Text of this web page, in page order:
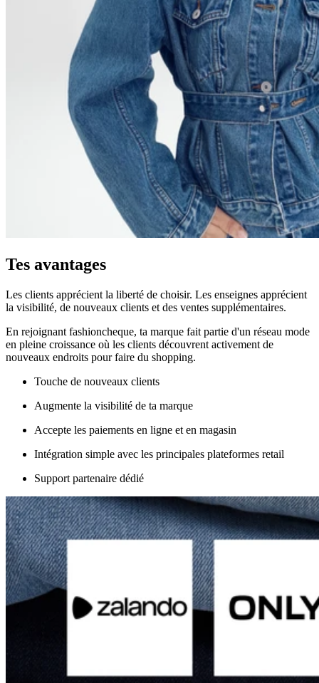
Tes avantages
Les clients apprécient la liberté de choisir. Les enseignes apprécient
la visibilité, de nouveaux clients et des ventes supplémentaires.
En rejoignant fashioncheque, ta marque fait partie d'un réseau mode
en pleine croissance où les clients découvrent activement de
nouveaux endroits pour faire du shopping.
Touche de nouveaux clients
Augmente la visibilité de ta marque
Accepte les paiements en ligne et en magasin
Intégration simple avec les principales plateformes retail
Support partenaire dédié